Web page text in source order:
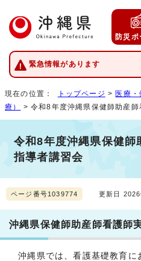
防災
緊急情報があります
現在の位置： トップページ >医療・
療）
> 令和8年度沖縄県保健師助産
令和8年度沖縄県保健師
指導者講習会
ページ番号1039774 更新日 2026
沖縄県保健師助産師看護師
沖縄県では、看護基礎教育に